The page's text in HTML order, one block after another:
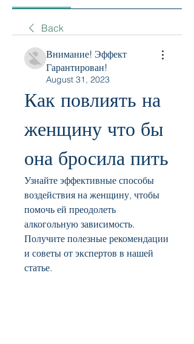
Back
Внимание! Эффект
Гарантирован!
August 31, 2023
Как повлиять на
женщину что бы
она бросила пить
Узнайте эффективные способы
воздействия на женщину, чтобы
помочь ей преодолеть
алкогольную зависимость.
Получите полезные рекомендации
и советы от экспертов в нашей
статье.